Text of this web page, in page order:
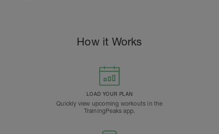
How it Works
LOAD YOUR PLAN
Quickly view upcoming workouts in the
TrainingPeaks app.